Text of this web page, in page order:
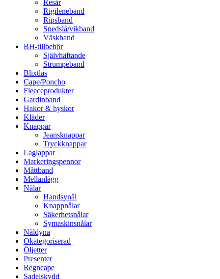
Resår
Rigileneband
Ripsband
Snedslå/vikband
Väskband
BH-tillbehör
Självhäftande
Strumpeband
Blixtlås
Cape/Poncho
Fleeceprodukter
Gardinband
Hakor & hyskor
Kläder
Knappar
Jeansknappar
Tryckknappar
Laglappar
Markeringspennor
Måttband
Mellanlägg
Nålar
Handsynål
Knappnålar
Säkerhetsnålar
Symaskinsnålar
Nåldyna
Okategoriserad
Öljetter
Presenter
Regncape
Sadelskydd